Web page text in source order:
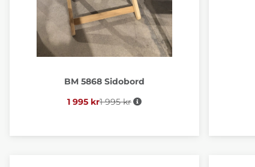
BM 5868 Sidobord
1 995 kr Ordinarie pris:
1 995 kr